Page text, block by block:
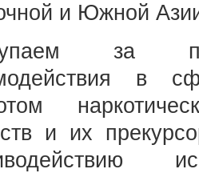
и Южной
за
в
и их